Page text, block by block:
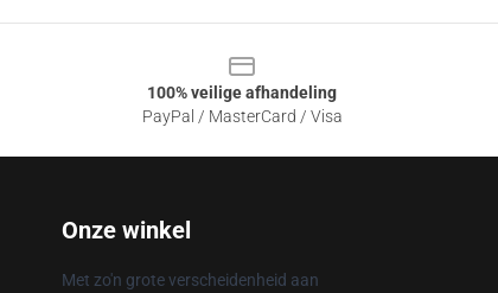
100% veilige afhandeling
PayPal / MasterCard / Visa
Onze winkel
Met zo'n grote verscheidenheid aan